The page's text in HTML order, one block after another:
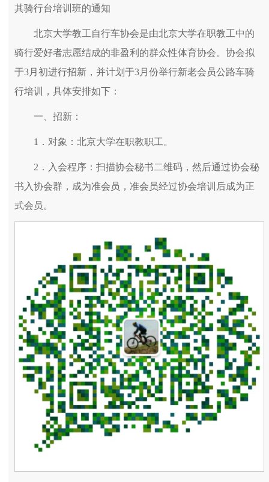
其骑行台培训班的通知
北京大学教工自行车协会是由北京大学在职教工中的
骑行爱好者志愿结成的非盈利的群众性体育协会。协会拟
于3月初进行招新，并计划于3月份举行新老会员公路车骑
行培训，具体安排如下：
一、招新：
1．对象：北京大学在职教职工。
2．入会程序：扫描协会秘书二维码，然后通过协会秘
书入协会群，成为准会员，准会员经过协会培训后成为正
式会员。